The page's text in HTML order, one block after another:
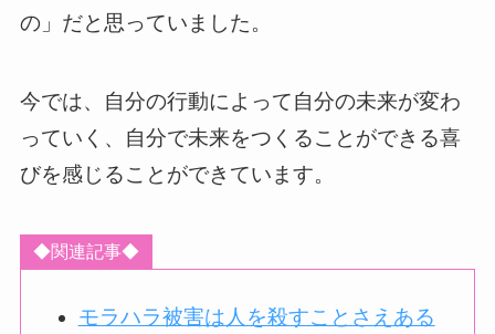
の」だと思っていました。
今では、自分の行動によって自分の未来が変わ
っていく、自分で未来をつくることができる喜
びを感じることができています。
◆関連記事◆
モラハラ被害は人を殺すことさえある